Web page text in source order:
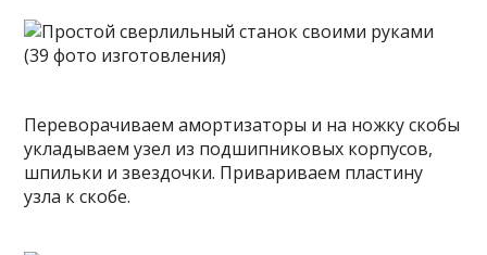
Переворачиваем амортизаторы и на ножку скобы
укладываем узел из подшипниковых корпусов,
шпильки и звездочки. Привариваем пластину
узла к скобе.